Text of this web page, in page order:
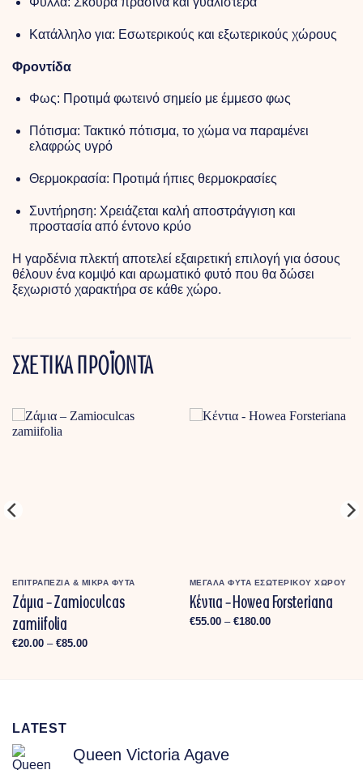
Κατάλληλο για: Εσωτερικούς και εξωτερικούς χώρους
Φροντίδα
Φως: Προτιμά φωτεινό σημείο με έμμεσο φως
Πότισμα: Τακτικό πότισμα, το χώμα να παραμένει
ελαφρώς υγρό
Θερμοκρασία: Προτιμά ήπιες θερμοκρασίες
Συντήρηση: Χρειάζεται καλή αποστράγγιση και
προστασία από έντονο κρύο
Η γαρδένια πλεκτή αποτελεί εξαιρετική επιλογή για όσους
θέλουν ένα κομψό και αρωματικό φυτό που θα δώσει
ξεχωριστό χαρακτήρα σε κάθε χώρο.
ΣΧΕΤΙΚΑ ΠΡΟΪΟΝΤΑ
ΕΠΙΤΡΑΠΕΖΙΑ & MΙΚΡΑ ΦΥΤΑ
Ζάμια – Zamioculcas
zamiifolia
€20.00 – €85.00Price
ΜΕΓΑΛΑ ΦΥΤΑ ΕΣΩΤΕΡΙΚΟΥ ΧΩΡΟΥ
Κέντια – Howea Forsteriana
€55.00 – €180.00Price
LATEST
Queen Victoria Agave